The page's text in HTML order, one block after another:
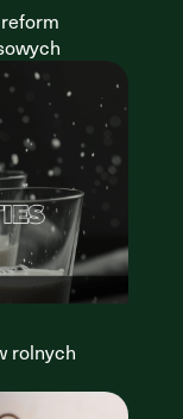
rolnych